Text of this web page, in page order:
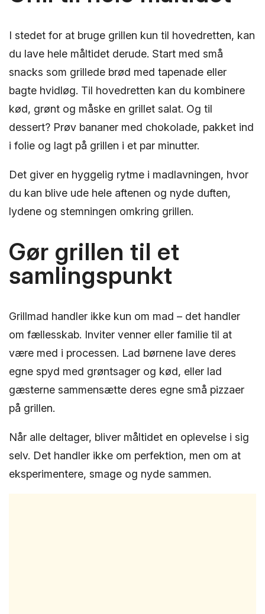
I stedet for at bruge grillen kun til hovedretten, kan
du lave hele måltidet derude. Start med små
snacks som grillede brød med tapenade eller
bagte hvidløg. Til hovedretten kan du kombinere
kød, grønt og måske en grillet salat. Og til
dessert? Prøv bananer med chokolade, pakket ind
i folie og lagt på grillen i et par minutter.
Det giver en hyggelig rytme i madlavningen, hvor
du kan blive ude hele aftenen og nyde duften,
lydene og stemningen omkring grillen.
Gør grillen til et
samlingspunkt
Grillmad handler ikke kun om mad – det handler
om fællesskab. Inviter venner eller familie til at
være med i processen. Lad børnene lave deres
egne spyd med grøntsager og kød, eller lad
gæsterne sammensætte deres egne små pizzaer
på grillen.
Når alle deltager, bliver måltidet en oplevelse i sig
selv. Det handler ikke om perfektion, men om at
eksperimentere, smage og nyde sammen.